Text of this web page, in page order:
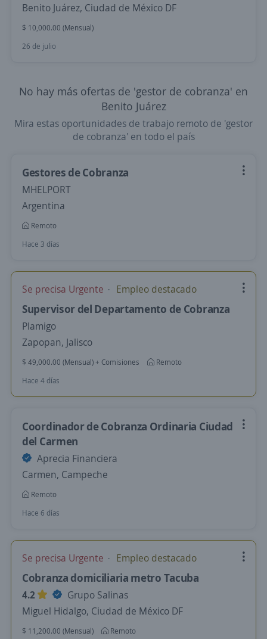
Benito Juárez, Ciudad de México DF
$ 10,000.00 (Mensual)
26 de julio
No hay más ofertas de 'gestor de cobranza' en
Benito Juárez
Mira estas oportunidades de trabajo remoto de 'gestor
de cobranza' en todo el país
Gestores de Cobranza
MHELPORT
Argentina
Remoto
Hace 3 días
Se precisa Urgente Empleo destacado
Supervisor del Departamento de Cobranza
Plamigo
Zapopan, Jalisco
$ 49,000.00 (Mensual) + Comisiones
Remoto
Hace 4 días
Coordinador de Cobranza Ordinaria Ciudad
del Carmen
Aprecia Financiera
Carmen, Campeche
Remoto
Hace 6 días
Se precisa Urgente Empleo destacado
Cobranza domiciliaria metro Tacuba
4.2
Grupo Salinas
Miguel Hidalgo, Ciudad de México DF
$ 11,200.00 (Mensual)
Remoto